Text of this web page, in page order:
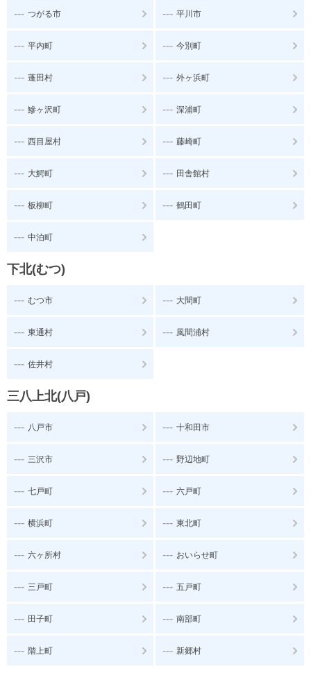
--- つがる市 --- 平川市
--- 平内町 --- 今別町
--- 蓬田村 --- 外ヶ浜町
--- 鰺ヶ沢町 --- 深浦町
--- 西目屋村 --- 藤崎町
--- 大鰐町 --- 田舎館村
--- 板柳町 --- 鶴田町
--- 中泊町
下北(むつ)
--- むつ市 --- 大間町
--- 東通村 --- 風間浦村
--- 佐井村
三八上北(八戸)
--- 八戸市 --- 十和田市
--- 三沢市 --- 野辺地町
--- 七戸町 --- 六戸町
--- 横浜町 --- 東北町
--- 六ヶ所村 --- おいらせ町
--- 三戸町 --- 五戸町
--- 田子町 --- 南部町
--- 階上町 --- 新郷村